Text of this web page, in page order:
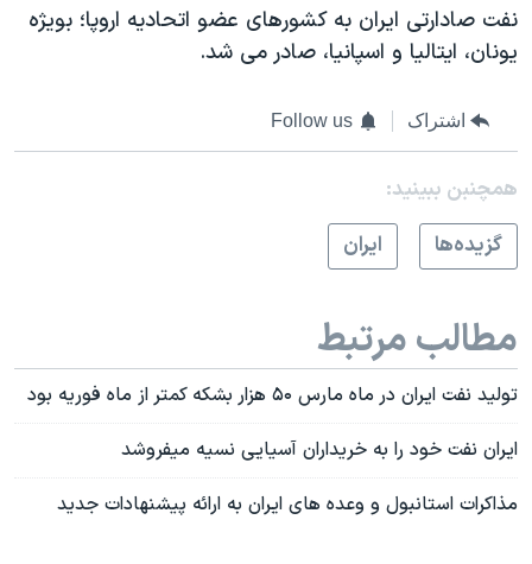
نفت صادارتی ايران به کشورهای عضو اتحاديه اروپا؛ بويژه
يونان، ايتاليا و اسپانيا، صادر می شد.
اشتراک Follow us
همچنبن ببینید:
گزيده‌ها
ايران
مطالب مرتبط
توليد نفت ايران در ماه مارس ۵۰ هزار بشکه کمتر از ماه فوريه بود
ايران نفت خود را به خريداران آسيايی نسيه ميفروشد
مذاکرات استانبول و وعده های ایران به ارائه پیشنهادات جدید